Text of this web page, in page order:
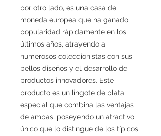
por otro lado, es una casa de
moneda europea que ha ganado
popularidad rápidamente en los
últimos años, atrayendo a
numerosos coleccionistas con sus
bellos diseños y el desarrollo de
productos innovadores. Este
producto es un lingote de plata
especial que combina las ventajas
de ambas, poseyendo un atractivo
único que lo distingue de los típicos